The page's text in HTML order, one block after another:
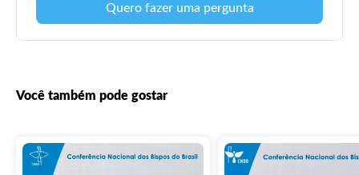
Quero fazer uma pergunta
Você também pode gostar